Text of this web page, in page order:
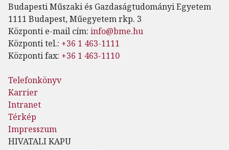
Budapesti Műszaki és Gazdaságtudományi Egyetem
1111 Budapest, Műegyetem rkp. 3
Központi e-mail cím: info@bme.hu
Központi tel.: +36 1 463-1111
Központi fax: +36 1 463-1110
Telefonkönyv
Karrier
Intranet
Térkép
Impresszum
HIVATALI KAPU